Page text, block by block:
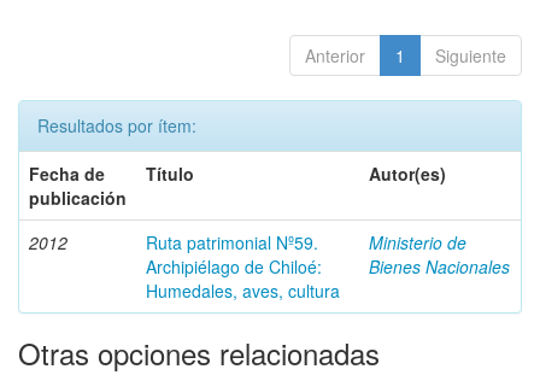
Anterior 1 Siguiente
Resultados por ítem:
Fecha de
publicación
Título Autor(es)
2012
Ruta patrimonial Nº59.
Archipiélago de Chiloé:
Humedales, aves, cultura
Ministerio de
Bienes Nacionales
Otras opciones relacionadas